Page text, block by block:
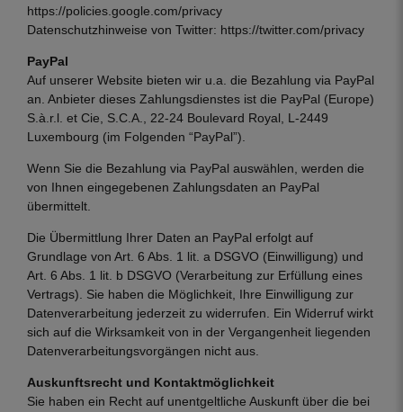
https://policies.google.com/privacy
Datenschutzhinweise von Twitter: https://twitter.com/privacy
PayPal
Auf unserer Website bieten wir u.a. die Bezahlung via PayPal
an. Anbieter dieses Zahlungsdienstes ist die PayPal (Europe)
S.à.r.l. et Cie, S.C.A., 22-24 Boulevard Royal, L-2449
Luxembourg (im Folgenden “PayPal”).
Wenn Sie die Bezahlung via PayPal auswählen, werden die
von Ihnen eingegebenen Zahlungsdaten an PayPal
übermittelt.
Die Übermittlung Ihrer Daten an PayPal erfolgt auf
Grundlage von Art. 6 Abs. 1 lit. a DSGVO (Einwilligung) und
Art. 6 Abs. 1 lit. b DSGVO (Verarbeitung zur Erfüllung eines
Vertrags). Sie haben die Möglichkeit, Ihre Einwilligung zur
Datenverarbeitung jederzeit zu widerrufen. Ein Widerruf wirkt
sich auf die Wirksamkeit von in der Vergangenheit liegenden
Datenverarbeitungsvorgängen nicht aus.
Auskunftsrecht und Kontaktmöglichkeit
Sie haben ein Recht auf unentgeltliche Auskunft über die bei